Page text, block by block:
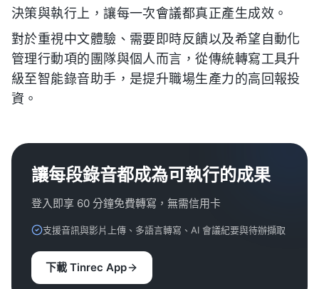
決策與執行上，讓每一次會議都真正產生成效。
對於重視中文體驗、需要即時反饋以及希望自動化
管理行動項的團隊與個人而言，從傳統轉寫工具升
級至智能錄音助手，是提升職場生產力的高回報投
資。
讓每段錄音都成為可執行的成果
登入即享 60 分鐘免費轉寫，無需信用卡
支援音訊與影片上傳、多語言轉寫、AI 會議紀要與待辦擷取
下載 Tinrec App